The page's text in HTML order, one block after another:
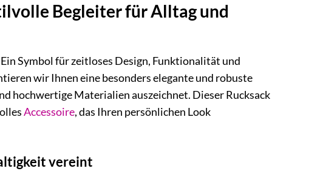
Begleiter für Alltag und
Symbol für zeitloses Design, Funktionalität und
wir Ihnen eine besonders elegante und robuste
hochwertige Materialien auszeichnet. Dieser Rucksack
Accessoire, das Ihren persönlichen Look
vereint